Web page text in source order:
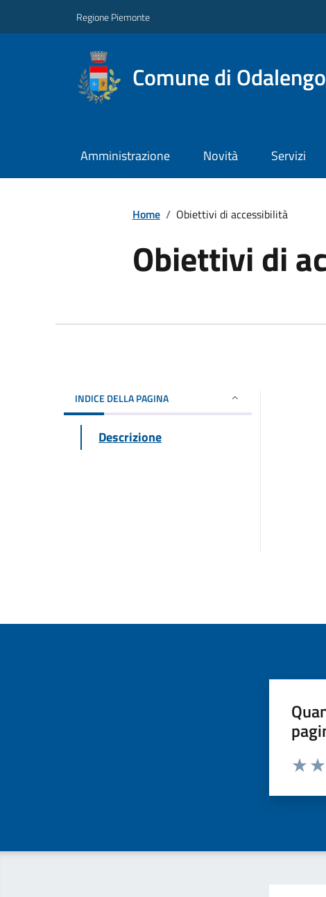
Regione Piemonte
Comune di
Amministrazione Novità Servizi
Home / Obiettivi di accessibilità
Obiettivi di
INDICE DELLA PAGINA
Descrizione
Valuta